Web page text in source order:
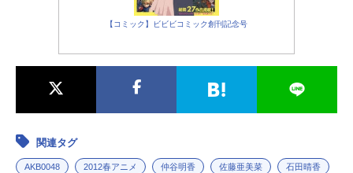
【コミック】ビビビコミック創刊記念号
関連タグ
AKB0048 2012春アニメ 仲谷明香 佐藤亜美菜 石田晴香